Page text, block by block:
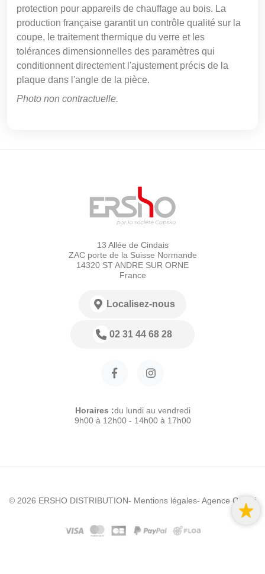
protection pour appareils de chauffage au bois. La
production française garantit un contrôle qualité sur la
coupe, le traitement thermique du verre et les
tolérances dimensionnelles des paramètres qui
conditionnent directement l'ajustement précis de la
plaque dans l'angle de la pièce.
Photo non contractuelle.
13 Allée de Cindais
ZAC porte de la Suisse Normande
14320 ST ANDRE SUR ORNE
France
Localisez-nous
02 31 44 68 28
Horaires :du lundi au vendredi
9h00 à 12h00 - 14h00 à 17h00
© 2026 ERSHO DISTRIBUTION- Mentions légales- Agence Colibri